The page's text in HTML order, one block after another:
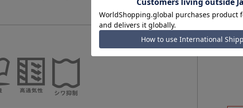
機能一覧